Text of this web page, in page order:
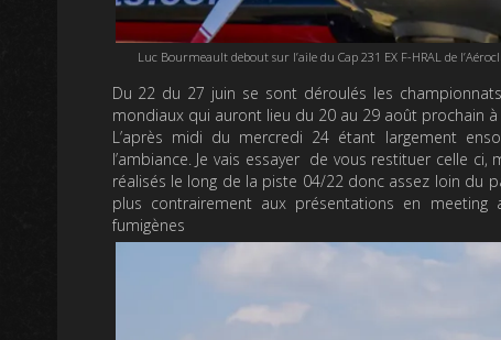
Luc Bourmeault debout sur l’aile du Cap 231 EX F-HRAL de
Du 22 du 27 juin se sont déroulés les
mondiaux qui auront lieu du 20 au 29 août prochain à
L’après midi du mercredi 24 étant largement
l’ambiance. Je vais essayer de vous restituer celle
réalisés le long de la piste 04/22 donc assez loin du
plus contrairement aux présentations en
fumigènes